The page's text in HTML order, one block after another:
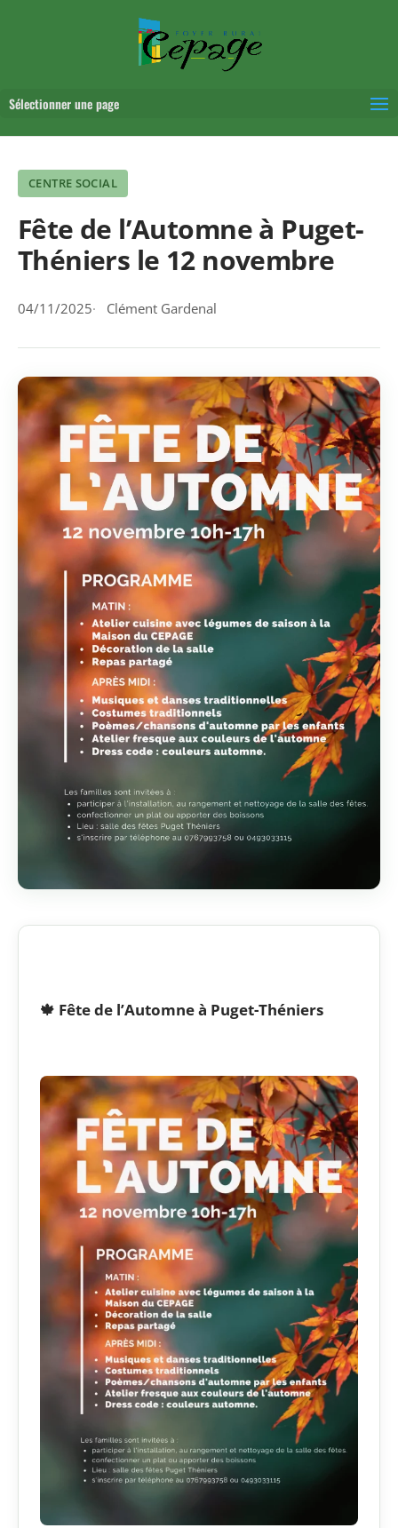
Sélectionner une page
CENTRE SOCIAL
Fête de l’Automne à Puget-
Théniers le 12 novembre
04/11/2025 Clément Gardenal
🍁 Fête de l’Automne à Puget-Théniers